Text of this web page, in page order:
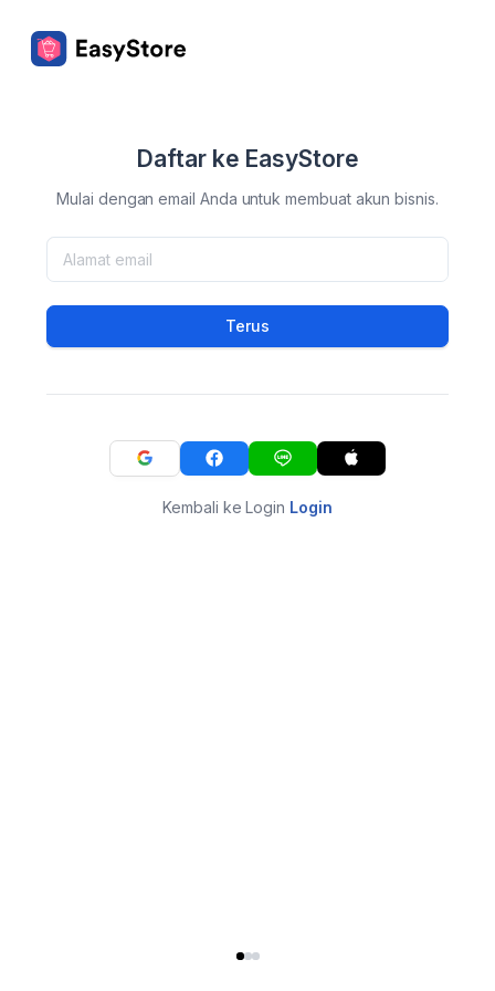
Daftar ke EasyStore
Mulai dengan email Anda untuk membuat akun bisnis.
Terus
Kembali ke Login Login